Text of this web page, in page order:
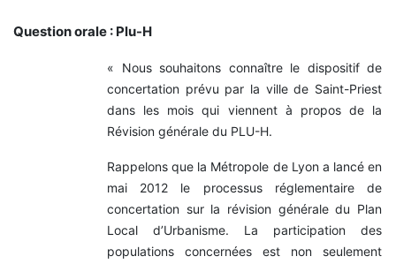
Question orale : Plu-H
« Nous souhaitons connaître le dispositif de
concertation prévu par la ville de Saint-Priest
dans les mois qui viennent à propos de la
Révision générale du PLU-H.
Rappelons que la Métropole de Lyon a lancé en
mai 2012 le processus réglementaire de
concertation sur la révision générale du Plan
Local d’Urbanisme. La participation des
populations concernées est non seulement